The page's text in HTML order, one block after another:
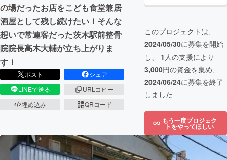
の場だったお店をこども食堂兼居
酒屋として残し続けたい！そんな
想いで常連客だった茨木駅前整骨
院院長高木大輔が立ち上がりま
す！
ポスト
シェア
LINEで送る
URLコピー
埋め込み
QRコード
このプロジェクトは、
2024/05/30に募集を開始
し、 1 人の支援により
3,000円の資金を集め、
2024/06/24に募集を終了
しました
もう一度プロジェク
トをやってほしい